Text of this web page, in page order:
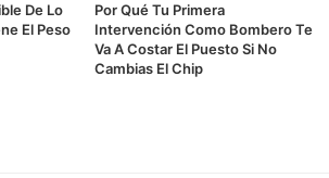
De Lo
El Peso
Por Qué Tu Primera
Intervención Como Bombero Te
Va A Costar El Puesto Si No
Cambias El Chip